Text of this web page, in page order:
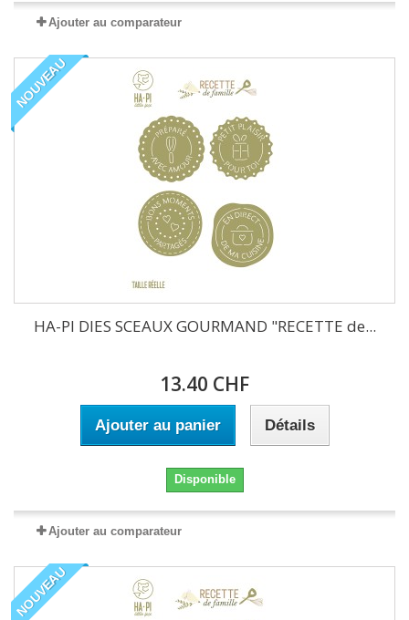
Ajouter au comparateur
NOUVEAU
HA-PI DIES SCEAUX GOURMAND "RECETTE de...
13.40 CHF
Ajouter au panier Détails
Disponible
Ajouter au comparateur
NOUVEAU